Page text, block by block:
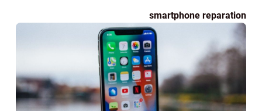
smartphone reparation